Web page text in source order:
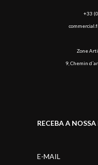
+33
Zone
9, Chemin
RECEBA A